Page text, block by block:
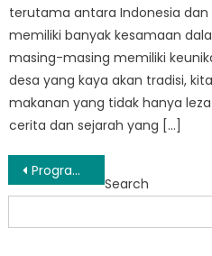
terutama antara Indonesia dan
memiliki banyak kesamaan
masing-masing memiliki
desa yang kaya akan tradisi,
makanan yang tidak hanya
cerita dan sejarah yang […]
Post
navigation
Program Bansos Sulsel Bermanfaat bagi Kehidupan Masyarakat
Search